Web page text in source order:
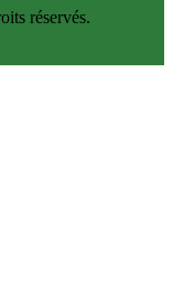
réservés.